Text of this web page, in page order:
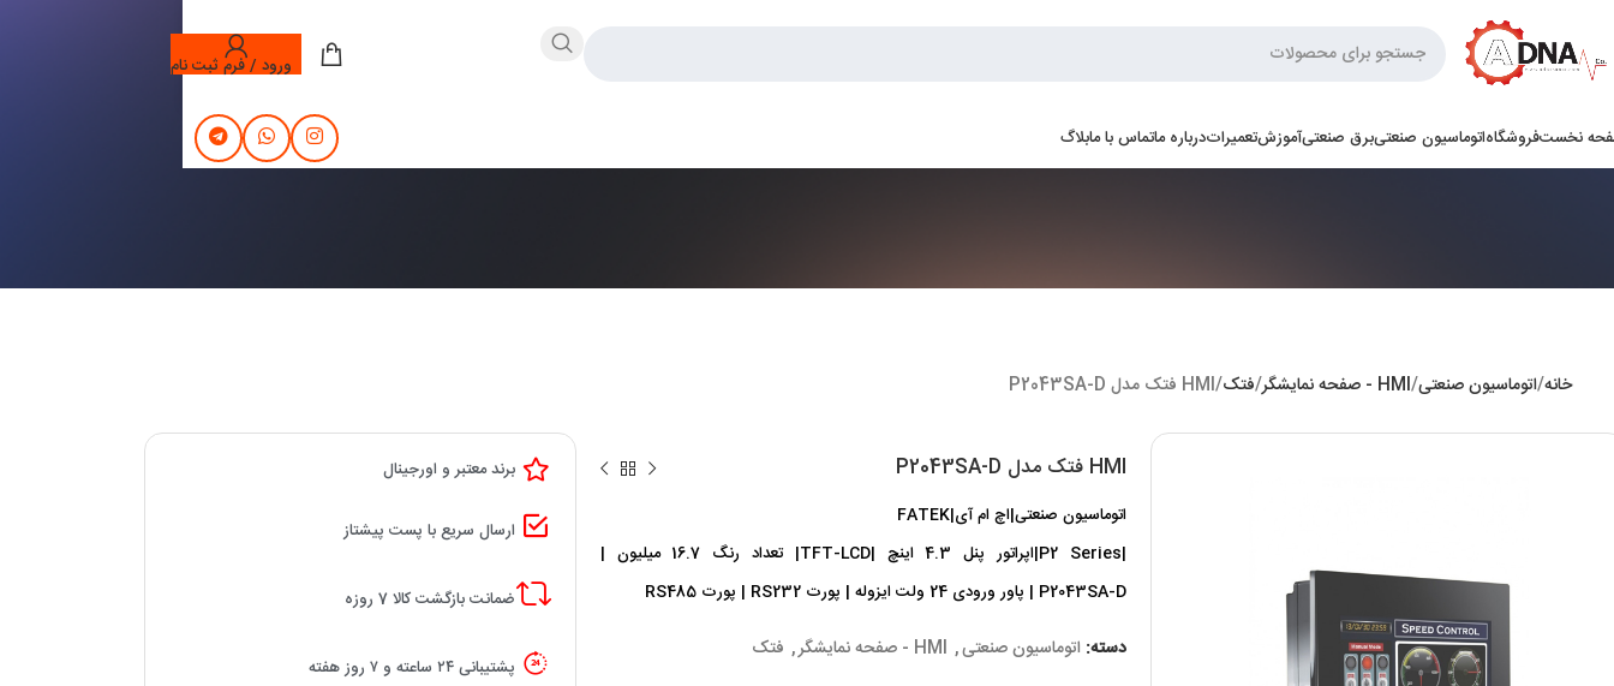
ورود / فرم ثبت نام
نخستفروشگاهاتوماسیون صنعتیبرق صنعتیآموزشتعمیراتدرباره ماتماس با مابلاگ
خانه اتوماسیون صنعتی HMI - صفحه نمایشگر فتک HMI فتک مدل P2043SA-D
HMI فتک مدل P2043SA-D
اتوماسیون صنعتی|اچ ام آی|FATEK
|P2 Series|اپراتور پنل 4.3 اینچ |TFT-LCD| تعداد رنگ 16.7 میلیون |
P2043SA-D | پاور ورودی 24 ولت ایزوله | پورت RS232 | پورت RS485
دسته: اتوماسیون صنعتی, HMI - صفحه نمایشگر , فتک
برند معتبر و اورجینال
ارسال سریع با پست پیشتاز
ضمانت بازگشت کالا 7 روزه
پشتیبانی ۲۴ ساعته و ۷ روز هفته